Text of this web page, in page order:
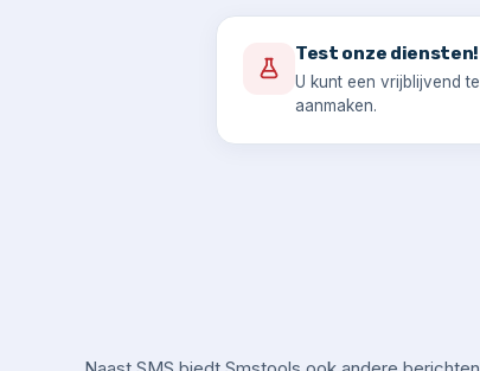
Test onze diensten!
U kunt een vrijblijvend
aanmaken.